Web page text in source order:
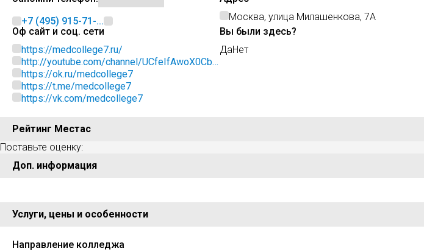
+7 (495) 915-71-...
Москва, улица Милашенкова, 7А
Оф сайт и соц. сети
https://medcollege7.ru/
http://youtube.com/channel/UCfeIfAwoX0Cbs
aqHR_Bm6ZA
https://ok.ru/medcollege7
https://t.me/medcollege7
https://vk.com/medcollege7
Вы были здесь?
ДаНет
Рейтинг Местас
Поставьте оценку:
Доп. информация
Услуги, цены и особенности
Направление колледжа